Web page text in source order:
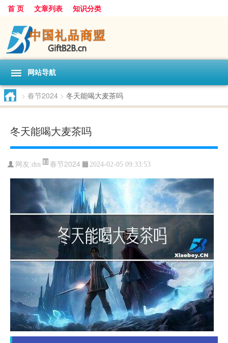
首 页 文章列表 知识分类
网站导航
> 春节2024 > 冬天能喝大麦茶吗
冬天能喝大麦茶吗
网友:dtn 春节2024 2024-02-05 09:33:53